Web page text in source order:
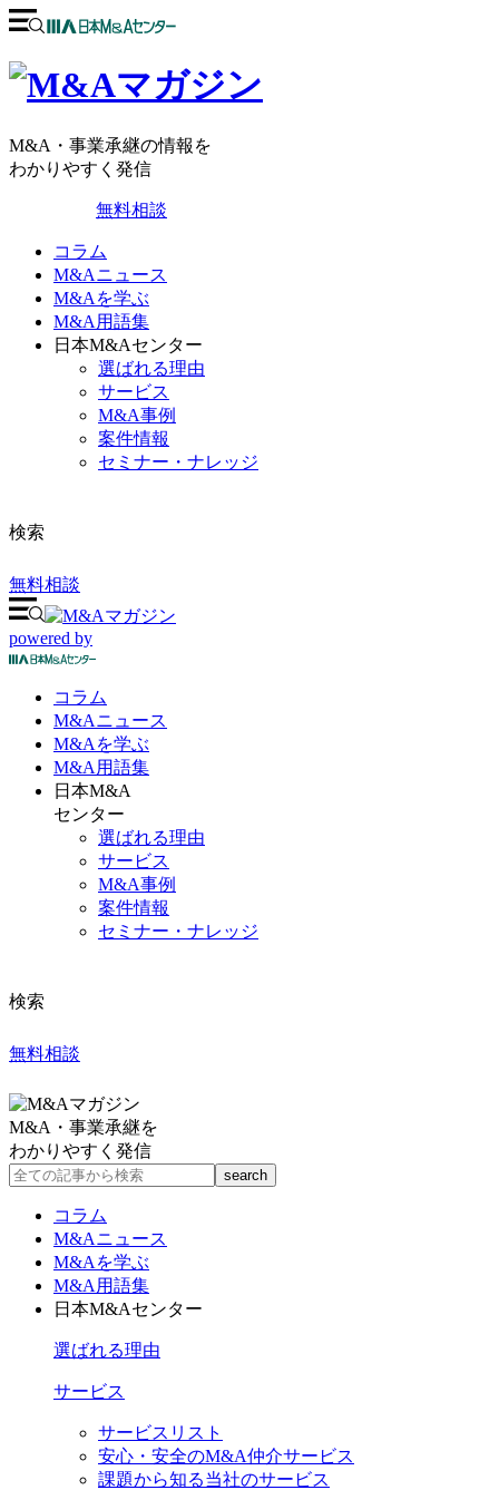
M&A・事業承継の情報を
わかりやすく発信
無料相談
コラム
M&Aニュース
M&Aを学ぶ
M&A用語集
日本M&Aセンター
選ばれる理由
サービス
M&A事例
案件情報
セミナー・ナレッジ
検索
無料相談
powered by
コラム
M&Aニュース
M&Aを学ぶ
M&A 用語集
日本M&A
センター
選ばれる理由
サービス
M&A事例
案件情報
セミナー・ナレッジ
検索
無料相談
M&A・事業承継を
わかりやすく発信
コラム
M&Aニュース
M&Aを学ぶ
M&A用語集
日本M&Aセンター
選ばれる理由
サービス
サービスリスト
安心・安全のM&A仲介サービス
課題から知る当社のサービス